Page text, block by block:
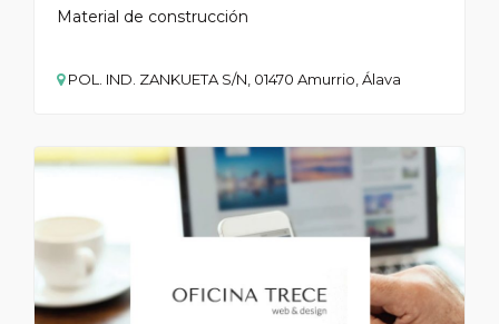
Material de construcción
POL. IND. ZANKUETA S/N, 01470 Amurrio, Álava